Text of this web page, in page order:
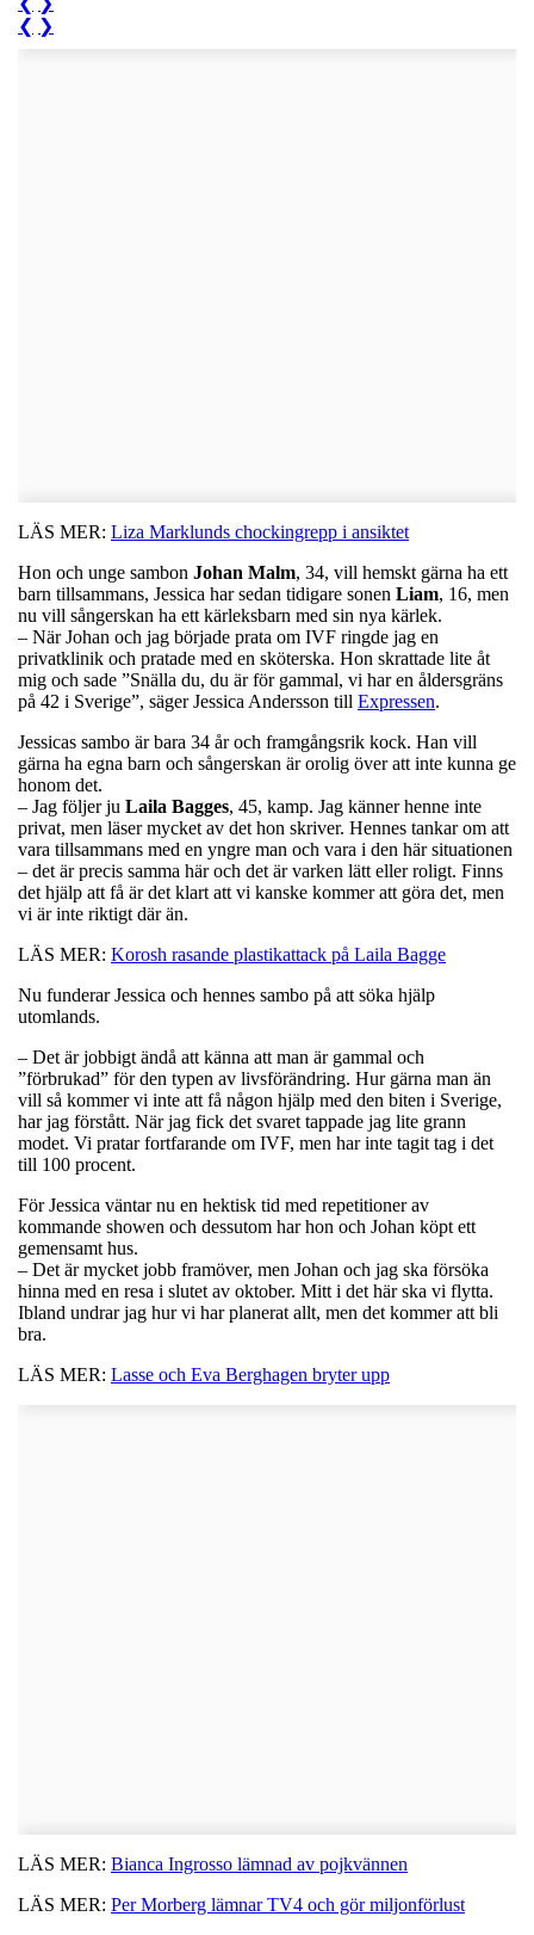
❮ ❯
LÄS MER: Liza Marklunds chockingrepp i ansiktet
Hon och unge sambon Johan Malm, 34, vill hemskt gärna ha ett
barn tillsammans, Jessica har sedan tidigare sonen Liam, 16, men
nu vill sångerskan ha ett kärleksbarn med sin nya kärlek.
– När Johan och jag började prata om IVF ringde jag en
privatklinik och pratade med en sköterska. Hon skrattade lite åt
mig och sade ”Snälla du, du är för gammal, vi har en åldersgräns
på 42 i Sverige”, säger Jessica Andersson till Expressen.
Jessicas sambo är bara 34 år och framgångsrik kock. Han vill
gärna ha egna barn och sångerskan är orolig över att inte kunna ge
honom det.
– Jag följer ju Laila Bagges, 45, kamp. Jag känner henne inte
privat, men läser mycket av det hon skriver. Hennes tankar om att
vara tillsammans med en yngre man och vara i den här situationen
– det är precis samma här och det är varken lätt eller roligt. Finns
det hjälp att få är det klart att vi kanske kommer att göra det, men
vi är inte riktigt där än.
LÄS MER: Korosh rasande plastikattack på Laila Bagge
Nu funderar Jessica och hennes sambo på att söka hjälp
utomlands.
– Det är jobbigt ändå att känna att man är gammal och
”förbrukad” för den typen av livsförändring. Hur gärna man än
vill så kommer vi inte att få någon hjälp med den biten i Sverige,
har jag förstått. När jag fick det svaret tappade jag lite grann
modet. Vi pratar fortfarande om IVF, men har inte tagit tag i det
till 100 procent.
För Jessica väntar nu en hektisk tid med repetitioner av
kommande showen och dessutom har hon och Johan köpt ett
gemensamt hus.
– Det är mycket jobb framöver, men Johan och jag ska försöka
hinna med en resa i slutet av oktober. Mitt i det här ska vi flytta.
Ibland undrar jag hur vi har planerat allt, men det kommer att bli
bra.
LÄS MER: Lasse och Eva Berghagen bryter upp
LÄS MER: Bianca Ingrosso lämnad av pojkvännen
LÄS MER: Per Morberg lämnar TV4 och gör miljonförlust